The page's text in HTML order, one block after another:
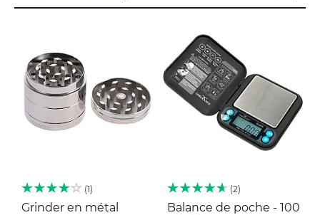
1
Grinder en métal
2
Balance de poche - 100